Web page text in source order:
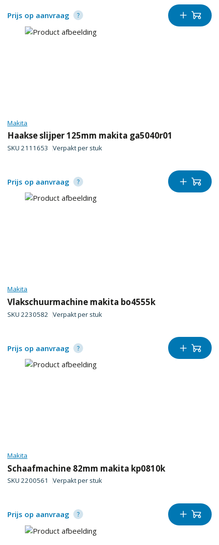
Prijs op aanvraag
Makita
Haakse slijper 125mm makita ga5040r01
SKU 2111653 Verpakt per stuk
Prijs op aanvraag
Makita
Vlakschuurmachine makita bo4555k
SKU 2230582 Verpakt per stuk
Prijs op aanvraag
Makita
Schaafmachine 82mm makita kp0810k
SKU 2200561 Verpakt per stuk
Prijs op aanvraag